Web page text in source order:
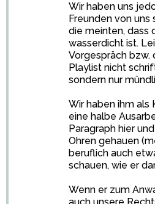
Wir haben uns
Freunden von uns
die meinten, dass
wasserdicht ist.
Vorgespräch bzw.
Playlist nicht
sondern nur
Wir haben ihm als
eine halbe
Paragraph hier
Ohren gehauen
beruflich auch
schauen, wie er
Wenn er zum